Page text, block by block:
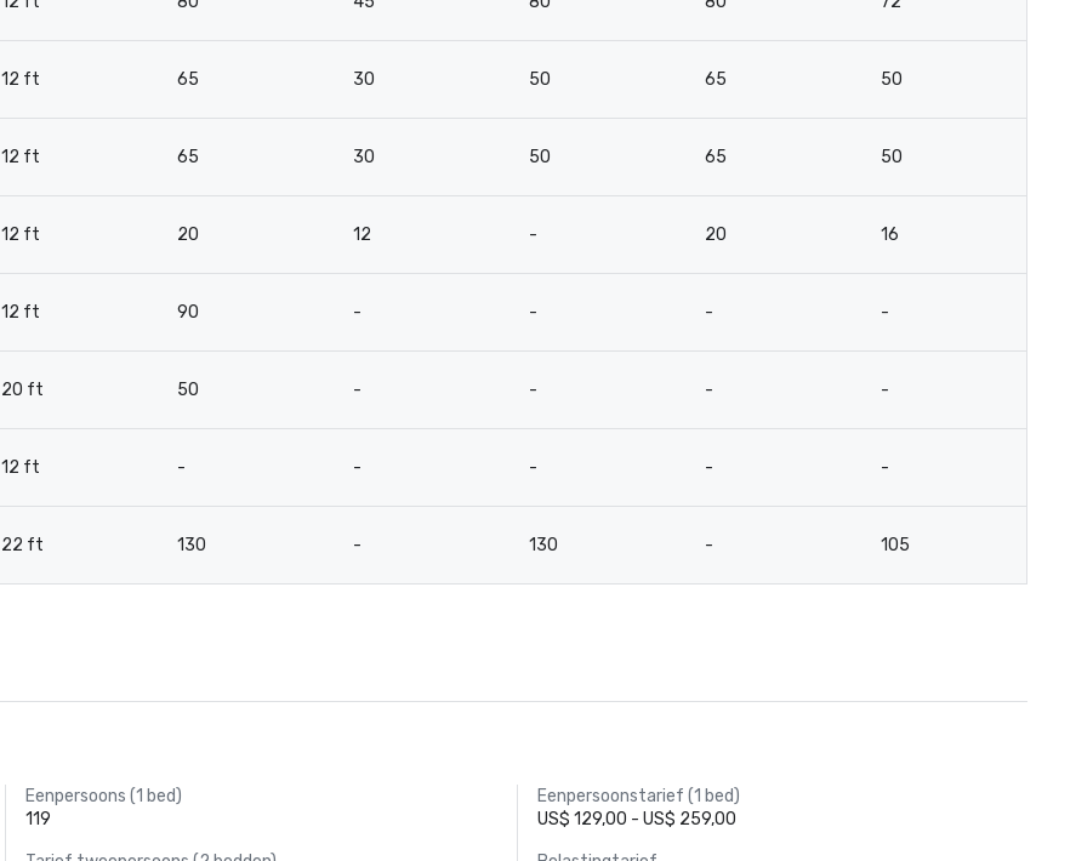
12 ft 65 30 50 65 50
12 ft 65 30 50 65 50
12 ft 20 12 - 20 16
12 ft 90 - - - -
20 ft 50 - - - -
12 ft - - - - -
22 ft 130 - 130 - 105
Eenpersoons (1 bed)
119
Eenpersoonstarief (1 bed)
US$ 129,00 - US$ 259,00